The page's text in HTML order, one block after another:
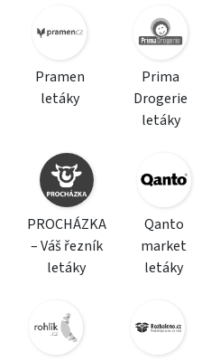
Pramen
letáky
Prima
Drogerie
letáky
PROCHÁZKA
– Váš řezník
letáky
Qanto
market
letáky